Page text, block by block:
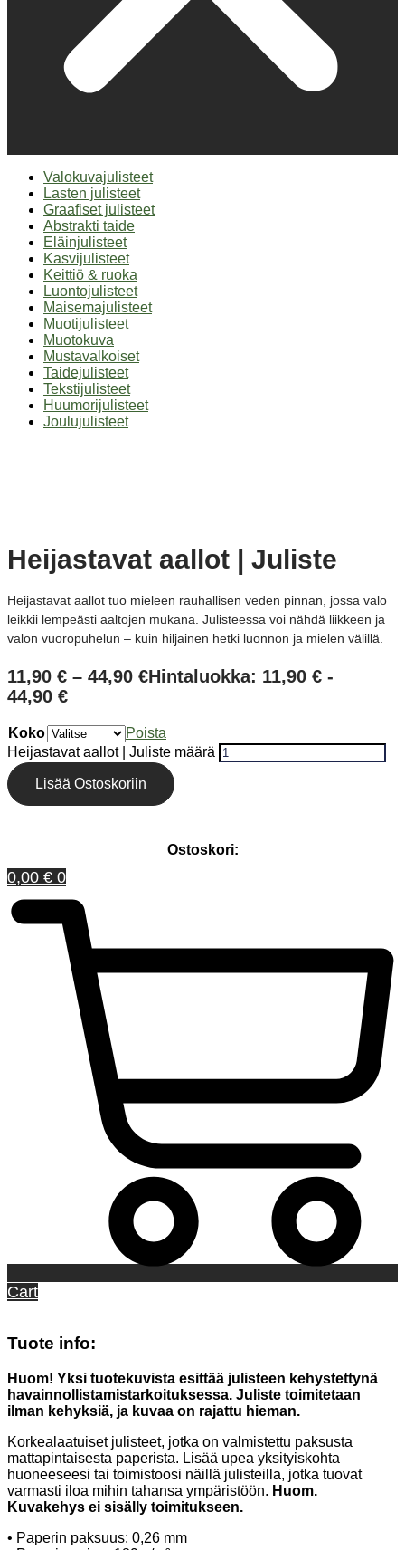
Valokuvajulisteet
Lasten julisteet
Graafiset julisteet
Abstrakti taide
Eläinjulisteet
Kasvijulisteet
Keittiö & ruoka
Luontojulisteet
Maisemajulisteet
Muotijulisteet
Muotokuva
Mustavalkoiset
Taidejulisteet
Tekstijulisteet
Huumorijulisteet
Joulujulisteet
Heijastavat aallot | Juliste
Heijastavat aallot tuo mieleen rauhallisen veden pinnan, jossa valo
leikkii lempeästi aaltojen mukana. Julisteessa voi nähdä liikkeen ja
valon vuoropuhelun – kuin hiljainen hetki luonnon ja mielen välillä.
11,90 € – 44,90 €Hintaluokka: 11,90 € -
44,90 €
Koko
Poista
Heijastavat aallot | Juliste määrä
Lisää Ostoskoriin
Ostoskori:
0,00 € 0
Cart
Tuote info:
Huom! Yksi tuotekuvista esittää julisteen kehystettynä
havainnollistamistarkoituksessa. Juliste toimitetaan
ilman kehyksiä, ja kuvaa on rajattu hieman.
Korkealaatuiset julisteet, jotka on valmistettu paksusta
mattapintaisesta paperista. Lisää upea yksityiskohta
huoneeseesi tai toimistoosi näillä julisteilla, jotka tuovat
varmasti iloa mihin tahansa ympäristöön. Huom.
Kuvakehys ei sisälly toimitukseen.
• Paperin paksuus: 0,26 mm